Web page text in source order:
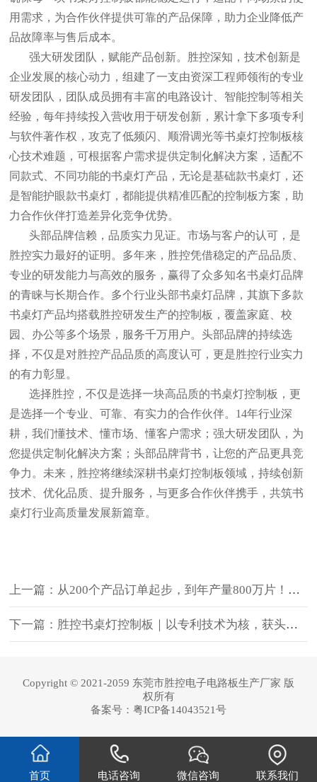
用需求，为合作伙伴提供可靠的产品保障，助力企业降低产
品故障率与售后成本。
强大研发团队，赋能产品创新。胜控深知，技术创新是
企业发展的核心动力，组建了一支由资深工程师领衔的专业
研发团队，团队成员拥有丰富的电路设计、智能控制等相关
经验，每年持续投入营收用于研发创新，累计拿下多项专利
与软件著作权，攻克了低频闪、顺滑调光等书桌灯控制板核
心技术难题，可根据客户需求提供定制化解决方案，适配不
同款式、不同功能的书桌灯产品，无论是基础款书桌灯，还
是智能护眼款书桌灯，都能提供精准匹配的控制板方案，助
力合作伙伴打造差异化竞争优势。
头部品牌信赖，品质实力见证。市场与客户的认可，是
胜控实力最好的证明。多年来，胜控凭借稳定的产品品质、
专业的研发能力与高效的服务，赢得了众多知名书桌灯品牌
的青睐与长期合作。多个行业头部书桌灯品牌，其旗下多款
书桌灯产品均搭载胜控研发生产的控制板，覆盖家庭、校
园、办公等多个场景，服务千万用户。头部品牌的持续选
择，不仅是对胜控产品品质的高度认可，更是胜控行业实力
的有力彰显。
选择胜控，不仅是选择一块高品质的书桌灯控制板，更
是选择一个专业、可靠、有实力的合作伙伴。 14年行业深
耕，我们懂技术、懂市场、懂客户需求；强大研发团队，为
您提供定制化解决方案；头部品牌背书，让您的产品更具竞
争力。未来，胜控将继续深耕书桌灯控制板领域，持续创新
技术、优化品质、提升服务，与更多合作伙伴携手，共筑书
桌灯行业高质量发展新篇章。
上一篇：从200个产品订单起步，到年产量800万片！这家企业用13年为千万盏灯装上“茶山芯”
下一篇：胜控书桌灯控制板｜以专利技术为核，获头部品牌长期信赖
Copyright © 2021-2059 东莞市胜控电子电路板生产厂家 版
权所有
备案号： 粤ICP备14043521号
首页 电话咨询 微信咨询 联系我们